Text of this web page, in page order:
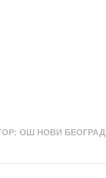
ОШ НОВИ БЕОГРАД